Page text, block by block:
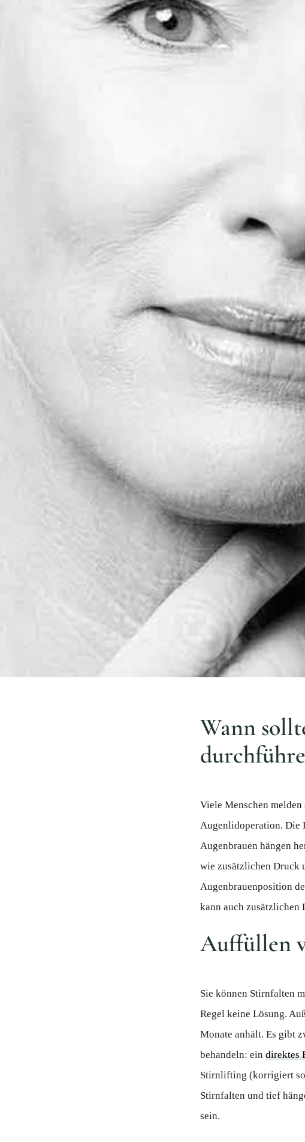
Wann
Viele Menschen
Augenlidoperation. Die
Augenbrauen hängen
wie zusätzlichen Druck
Augenbrauenposition
kann auch zusätzlichen
Auffüllen
Sie können Stirnfalten
Regel keine Lösung.
Monate anhält. Es gibt
behandeln: eindirektes
Stirnlifting (korrigiert
Stirnfalten und tief
sein.